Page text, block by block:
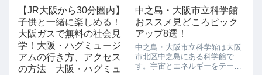
ます。桃といえば、和歌山。最
近、大雨で被害が出た和歌山で
すが、JR大阪駅みのりみのるマ
ルシェ「和歌山...
市開発によってとても整備され
た街なのに、人通...
【JR大阪から30分圏内】
子供と一緒に楽しめる！
大阪ガスで無料の社会見
学！大阪・ハグミュージ
アムの行き方、アクセス
の方法 大阪・ハグミュ
中之島・大阪市立科学館
おススメ見どころピック
アップ8選！
中之島・大阪市立科学館は大阪
市北区中之島にある科学館で
す。宇宙とエネルギーをテーマ